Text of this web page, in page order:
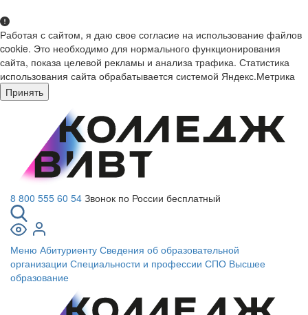
Работая с сайтом, я даю свое согласие на использование файлов
cookie. Это необходимо для нормального функционирования
сайта, показа целевой рекламы и анализа трафика. Статистика
использования сайта обрабатывается системой Яндекс.Метрика
Принять
8 800 555 60 54 Звонок по России бесплатный
Меню Абитуриенту Сведения об образовательной
организации Специальности и профессии СПО Высшее
образование